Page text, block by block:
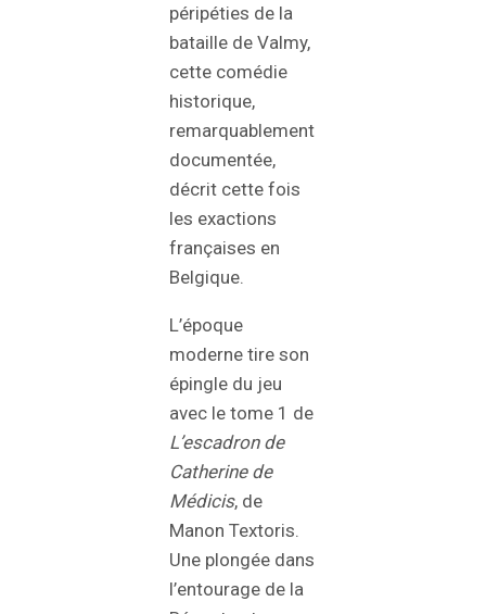
péripéties de la
bataille de Valmy,
cette comédie
historique,
remarquablement
documentée,
décrit cette fois
les exactions
françaises en
Belgique.
L’époque
moderne tire son
épingle du jeu
avec le tome 1 de
L’escadron de
Catherine de
Médicis, de
Manon Textoris.
Une plongée dans
l’entourage de la